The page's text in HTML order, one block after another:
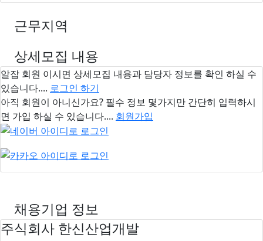
근무지역
상세모집 내용
알잡 회원 이시면 상세모집 내용과 담당자 정보를 확인 하실 수
있습니다.... 로그인 하기
아직 회원이 아니신가요? 필수 정보 몇가지만 간단히 입력하시
면 가입 하실 수 있습니다.... 회원가입
채용기업 정보
주식회사 한신산업개발